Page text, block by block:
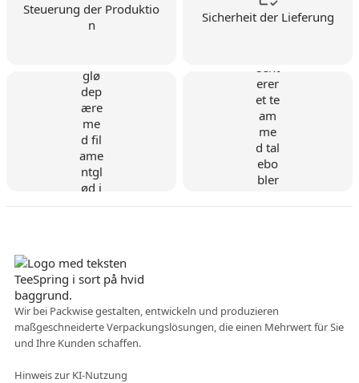
Steuerung der Produktio
n
Sicherheit der Lieferung
Wir bei Packwise gestalten, entwickeln und produzieren
maßgeschneiderte Verpackungslösungen, die einen Mehrwert für Sie
und Ihre Kunden schaffen.
Hinweis zur KI-Nutzung